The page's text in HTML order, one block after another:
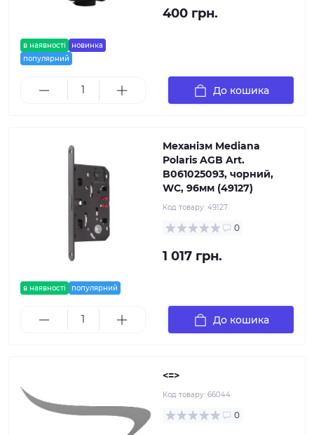
в наявності
новинка
популярний
400 грн.
До кошика
в наявності популярний
Механізм Mediana
Polaris AGB Art.
B061025093, чорний,
WC, 96мм (49127)
Код товару: 49127
0
1 017 грн.
До кошика
<=>
Код товару: 66044
0